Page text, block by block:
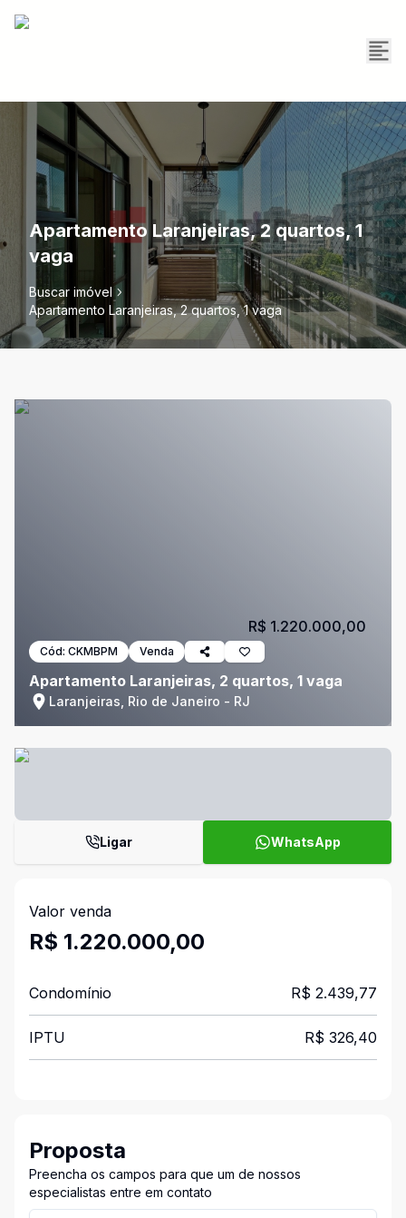
Apartamento Laranjeiras, 2 quartos, 1
vaga
Buscar imóvel
Apartamento Laranjeiras, 2 quartos, 1 vaga
Cód: CKMBPM Venda
Apartamento Laranjeiras, 2 quartos, 1 vaga
Laranjeiras, Rio de Janeiro - RJ
R$ 1.220.000,00
Ligar WhatsApp
Valor venda
R$ 1.220.000,00
Condomínio R$ 2.439,77
IPTU R$ 326,40
Proposta
Preencha os campos para que um de nossos
especialistas entre em contato